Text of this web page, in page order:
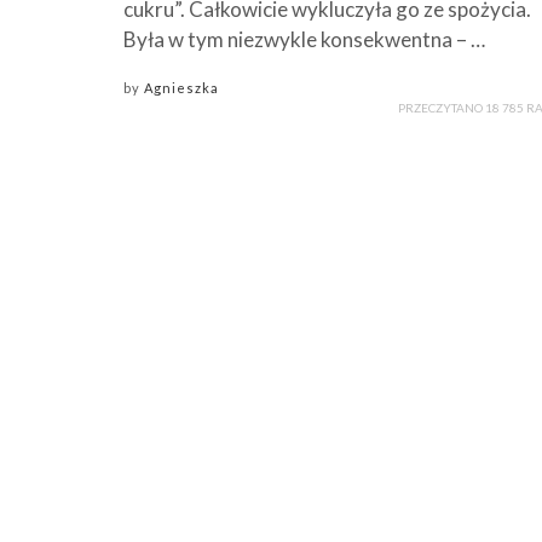
cukru”. Całkowicie wykluczyła go ze spożycia.
Była w tym niezwykle konsekwentna – …
by Agnieszka
PRZECZYTANO 18 785